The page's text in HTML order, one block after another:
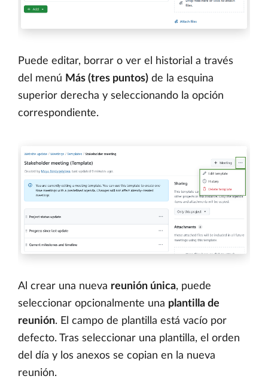
Puede editar, borrar o ver el historial a través
del menú Más (tres puntos) de la esquina
superior derecha y seleccionando la opción
correspondiente.
Al crear una nueva reunión única, puede
seleccionar opcionalmente una plantilla de
reunión. El campo de plantilla está vacío por
defecto. Tras seleccionar una plantilla, el orden
del día y los anexos se copian en la nueva
reunión.